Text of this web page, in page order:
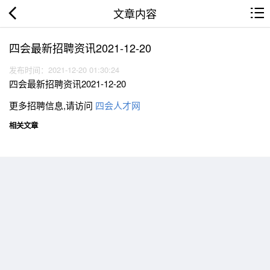
文章内容
四会最新招聘资讯2021-12-20
发布时间：2021-12-20 01:30:24
四会最新招聘资讯2021-12-20
更多招聘信息,请访问 四会人才网
相关文章